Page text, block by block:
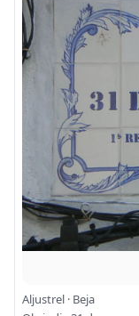
Aljustrel · Beja